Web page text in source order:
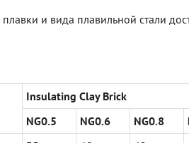
плавки и вида плавильной стали
Insulating Clay Brick
NG0.5
NG0.6 NG0.8